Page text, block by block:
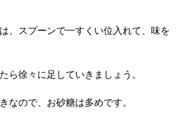
、スプーンで一すくい位入れて、味を
ら徐々に足していきましょう。
なので、お砂糖は多めです。